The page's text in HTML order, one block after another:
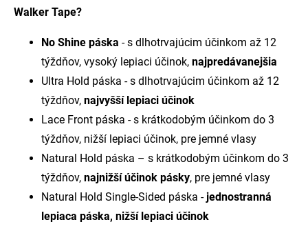
Walker Tape?
No Shine páska - s dlhotrvajúcim účinkom až 12
týždňov, vysoký lepiaci účinok, najpredávanejšia
Ultra Hold páska - s dlhotrvajúcim účinkom až 12
týždňov, najvyšší lepiaci účinok
Lace Front páska - s krátkodobým účinkom do 3
týždňov, nižší lepiaci účinok, pre jemné vlasy
Natural Hold páska – s krátkodobým účinkom do 3
týždňov, najnižší účinok pásky, pre jemné vlasy
Natural Hold Single-Sided páska -jednostranná
lepiaca páska, nižší lepiaci účinok